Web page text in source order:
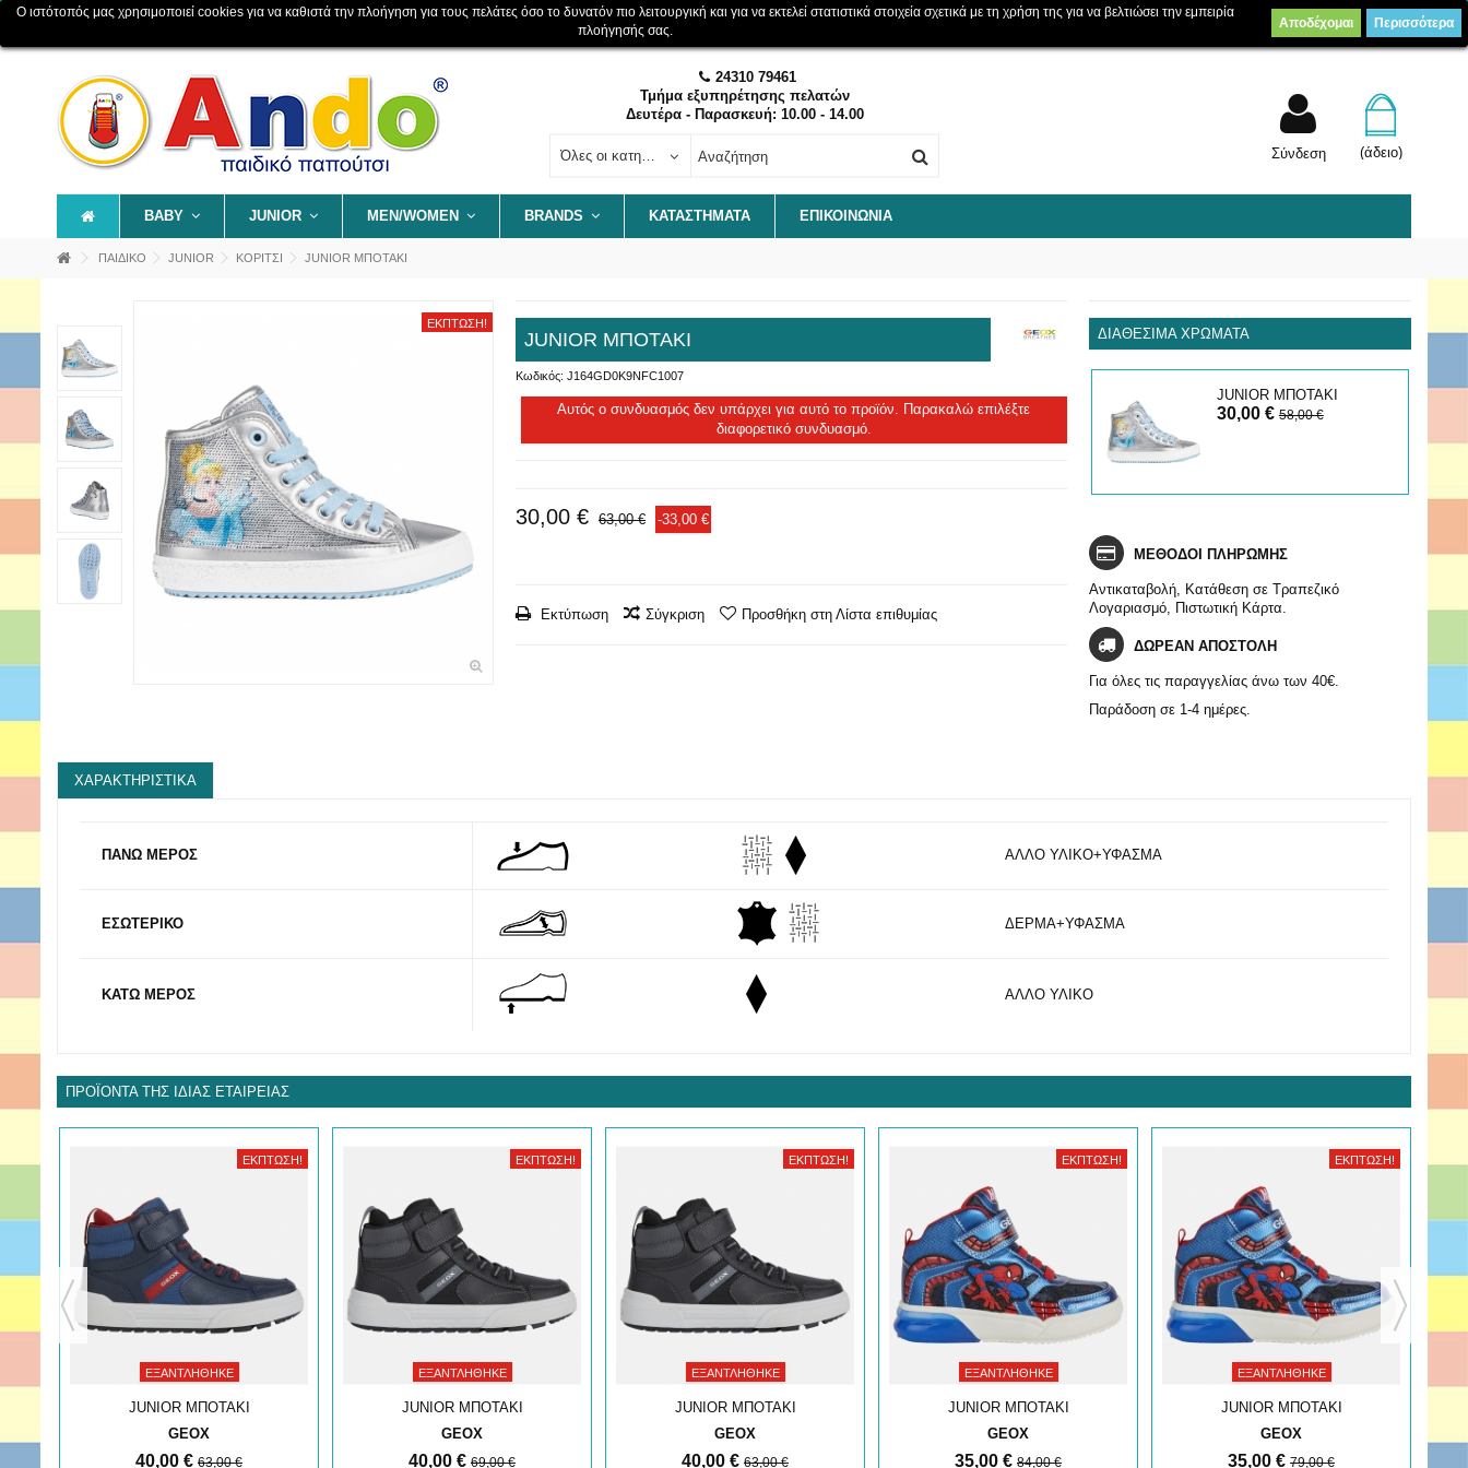
Συγκρίνετε(0)
24310 79461
Τμήμα εξυπηρέτησης πελατών
Δευτέρα - Παρασκευή: 10.00 - 14.00
(άδειο)
Σύνδεση
Ο ιστότοπός μας χρησιμοποιεί cookies για να καθιστά την πλοήγηση για τους πελάτες όσο το δυνατόν πιο λειτουργική και για να εκτελεί στατιστικά στοιχεία σχετικά με τη χρήση της για να βελτιώσει την εμπειρία
πλοήγησής σας.
Αποδέχομαι Περισσότερα
BABY JUNIOR MEN/WOMEN BRANDS ΚΑΤΑΣΤΗΜΑΤΑ ΕΠΙΚΟΙΝΩΝΊΑ
ΠΑΙΔΙΚΟ JUNIOR ΚΟΡΙΤΣΙ JUNIOR ΜΠΟΤΑΚΙ
ΈΚΠΤΩΣΗ!
JUNIOR ΜΠΟΤΑΚΙ
Κωδικός: J164GD0K9NFC1007
Αυτός ο συνδυασμός δεν υπάρχει για αυτό το προϊόν. Παρακαλώ επιλέξτε
διαφορετικό συνδυασμό.
30,00 € 63,00 € -33,00 €
Εκτύπωση Σύγκριση Προσθήκη στη Λίστα επιθυμίας
ΔΙΑΘΈΣΙΜΑ ΧΡΏΜΑΤΑ
JUNIOR ΜΠΟΤΑΚΙ
30,00 €58,00 €
ΜΕΘΟΔΟΙ ΠΛΗΡΩΜΗΣ
Αντικαταβολή, Κατάθεση σε Τραπεζικό
Λογαριασμό, Πιστωτική Κάρτα.
ΔΩΡΕΑΝ ΑΠΟΣΤΟΛΗ
Για όλες τις παραγγελίας άνω των 40€.
Παράδοση σε 1-4 ημέρες.
ΧΑΡΑΚΤΗΡΙΣΤΙΚΆ
ΠΑΝΩ ΜΕΡΟΣ ΑΛΛΟ ΥΛΙΚΟ+ΥΦΑΣΜΑ
ΕΣΩΤΕΡΙΚΟ ΔΕΡΜΑ+ΥΦΑΣΜΑ
ΚΑΤΩ ΜΕΡΟΣ ΑΛΛΟ ΥΛΙΚΟ
ΠΡΟΪΌΝΤΑ ΤΗΣ ΊΔΙΑΣ ΕΤΑΙΡΕΊΑΣ
ΈΚΠΤΩΣΗ!
ΕΞΑΝΤΛΉΘΗΚΕ
JUNIOR ΜΠΟΤΑΚΙ
GEOX
40,00 € 63,00 €
ΈΚΠΤΩΣΗ!
ΕΞΑΝΤΛΉΘΗΚΕ
JUNIOR ΜΠΟΤΑΚΙ
GEOX
40,00 € 69,00 €
ΈΚΠΤΩΣΗ!
ΕΞΑΝΤΛΉΘΗΚΕ
JUNIOR ΜΠΟΤΑΚΙ
GEOX
40,00 € 63,00 €
ΈΚΠΤΩΣΗ!
ΕΞΑΝΤΛΉΘΗΚΕ
JUNIOR ΜΠΟΤΑΚΙ
GEOX
35,00 € 84,00 €
ΈΚΠΤΩΣΗ!
ΕΞΑΝΤΛΉΘΗΚΕ
JUNIOR ΜΠΟΤΑΚΙ
GEOX
35,00 € 79,00 €